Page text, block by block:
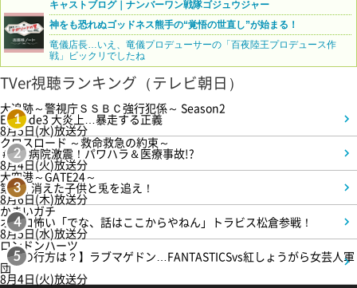
キャストブログ｜ナンバーワン戦隊ゴジュウジャー
神をも恐れぬゴッドネス熊手の“覚悟の世直し”が始まる！
竜儀店長…いえ、竜儀プロデューサーの「百夜陸王プロデュース作
戦」ビックリでしたね
TVer視聴ランキング（テレビ朝日）
1
大追跡～警視庁ＳＳＢＣ強行犯係～ Season2
Episode3 大炎上…暴走する正義
8月5日(水)放送分
2
クロスロード ～救命救急の約束～
＃5 病院激震！パワハラ＆医療事故!?
8月4日(火)放送分
3
大空港～GATE24～
第3話 消えた子供と兎を追え！
8月6日(木)放送分
4
かまいガチ
オモロ怖い「でな、話はここからやねん」トラビス松倉参戦！
8月5日(水)放送分
5
ロンドンハーツ
【恋の行方は？】ラブマゲドン…FANTASTICSvs紅しょうがら女芸人軍
団
8月4日(火)放送分